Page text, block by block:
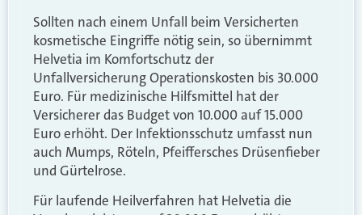
Sollten nach einem Unfall beim Versicherten
kosmetische Eingriffe nötig sein, so übernimmt
Helvetia im Komfortschutz der
Unfallversicherung Operationskosten bis 30.000
Euro. Für medizinische Hilfsmittel hat der
Versicherer das Budget von 10.000 auf 15.000
Euro erhöht. Der Infektionsschutz umfasst nun
auch Mumps, Röteln, Pfeiffersches Drüsenfieber
und Gürtelrose.
Für laufende Heilverfahren hat Helvetia die